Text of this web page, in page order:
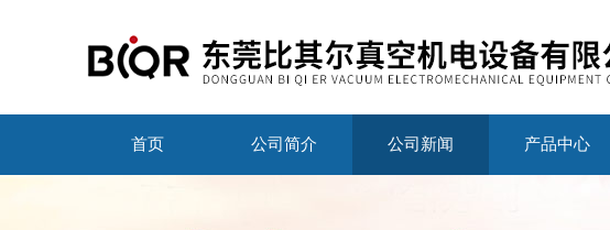
首页 公司简介 公司新闻 产品中心